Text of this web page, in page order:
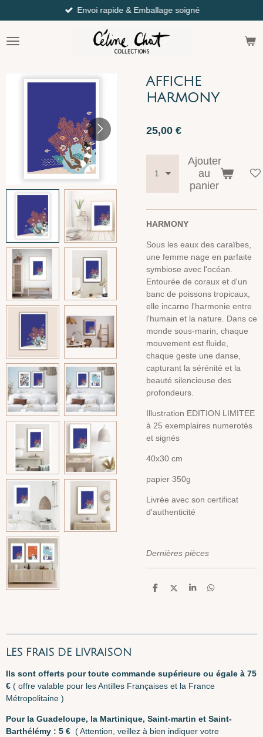
au
contenu
principal
Envoi rapide & Emballage soigné
AFFICHE
HARMONY
25,00 €
Ajouter
au
panier
HARMONY
Sous les eaux des caraïbes,
une femme nage en parfaite
symbiose avec l'océan.
Entourée de coraux et d'un
banc de poissons tropicaux,
elle incarne l'harmonie entre
l'humain et la nature. Dans ce
monde sous-marin, chaque
mouvement est fluide,
chaque geste une danse,
capturant la sérénité et la
beauté silencieuse des
profondeurs.
Illustration EDITION LIMITEE
à 25 exemplaires numerotés
et signés
40x30 cm
papier 350g
Livrée avec son certificat
d'authenticité
Dernières pièces
P
g
P
g
P
g
P
g
LES FRAIS DE LIVRAISON
Ils sont offerts pour toute commande supérieure ou égale à 75
€ ( offre valable pour les Antilles Françaises et la France
Métropolitaine )
Pour la Guadeloupe, la Martinique, Saint-martin et Saint-
Barthélémy : 5 € ( Attention, veillez à bien indiquer votre